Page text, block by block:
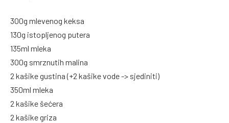
300g mlevenog keksa
130g istopljenog putera
135ml mleka
300g smrznutih malina
2 kašike gustina (+2 kašike vode -> sjediniti)
350ml mleka
2 kašike šećera
2 kašike griza